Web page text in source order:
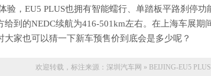
验，EU5 PLUS也拥有智能蠕行、单踏板平路刹停
给到的NEDC续航为416-501km左右。在上海车展期
大家也可以猜一下新车预售价到底会是多少呢？
欢迎转载，标注来源： 深圳汽车网 » BEIJING-EU5